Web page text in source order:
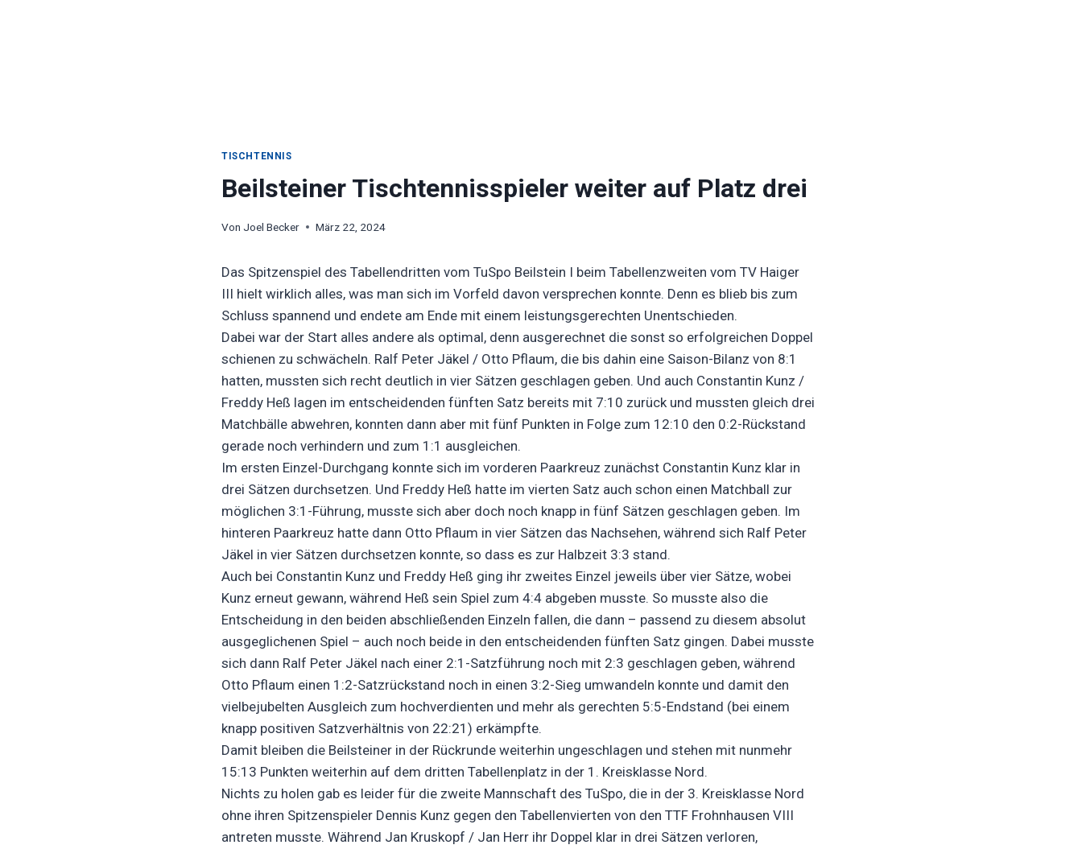
TISCHTENNIS
Beilsteiner Tischtennisspieler weiter auf Platz drei
Von Joel Becker März 22, 2024
Das Spitzenspiel des Tabellendritten vom TuSpo Beilstein I beim Tabellenzweiten vom TV Haiger
III hielt wirklich alles, was man sich im Vorfeld davon versprechen konnte. Denn es blieb bis zum
Schluss spannend und endete am Ende mit einem leistungsgerechten Unentschieden.
Dabei war der Start alles andere als optimal, denn ausgerechnet die sonst so erfolgreichen Doppel
schienen zu schwächeln. Ralf Peter Jäkel / Otto Pflaum, die bis dahin eine Saison-Bilanz von 8:1
hatten, mussten sich recht deutlich in vier Sätzen geschlagen geben. Und auch Constantin Kunz /
Freddy Heß lagen im entscheidenden fünften Satz bereits mit 7:10 zurück und mussten gleich drei
Matchbälle abwehren, konnten dann aber mit fünf Punkten in Folge zum 12:10 den 0:2-Rückstand
gerade noch verhindern und zum 1:1 ausgleichen.
Im ersten Einzel-Durchgang konnte sich im vorderen Paarkreuz zunächst Constantin Kunz klar in
drei Sätzen durchsetzen. Und Freddy Heß hatte im vierten Satz auch schon einen Matchball zur
möglichen 3:1-Führung, musste sich aber doch noch knapp in fünf Sätzen geschlagen geben. Im
hinteren Paarkreuz hatte dann Otto Pflaum in vier Sätzen das Nachsehen, während sich Ralf Peter
Jäkel in vier Sätzen durchsetzen konnte, so dass es zur Halbzeit 3:3 stand.
Auch bei Constantin Kunz und Freddy Heß ging ihr zweites Einzel jeweils über vier Sätze, wobei
Kunz erneut gewann, während Heß sein Spiel zum 4:4 abgeben musste. So musste also die
Entscheidung in den beiden abschließenden Einzeln fallen, die dann – passend zu diesem absolut
ausgeglichenen Spiel – auch noch beide in den entscheidenden fünften Satz gingen. Dabei musste
sich dann Ralf Peter Jäkel nach einer 2:1-Satzführung noch mit 2:3 geschlagen geben, während
Otto Pflaum einen 1:2-Satzrückstand noch in einen 3:2-Sieg umwandeln konnte und damit den
vielbejubelten Ausgleich zum hochverdienten und mehr als gerechten 5:5-Endstand (bei einem
knapp positiven Satzverhältnis von 22:21) erkämpfte.
Damit bleiben die Beilsteiner in der Rückrunde weiterhin ungeschlagen und stehen mit nunmehr
15:13 Punkten weiterhin auf dem dritten Tabellenplatz in der 1. Kreisklasse Nord.
Nichts zu holen gab es leider für die zweite Mannschaft des TuSpo, die in der 3. Kreisklasse Nord
ohne ihren Spitzenspieler Dennis Kunz gegen den Tabellenvierten von den TTF Frohnhausen VIII
antreten musste. Während Jan Kruskopf / Jan Herr ihr Doppel klar in drei Sätzen verloren,